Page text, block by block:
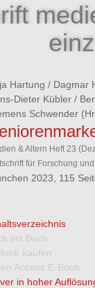
Hartung / Dagmar
Dieter Kübler/
Schwender
& Altern Heft 23
für Forschung
2023, 115
ins Buch
kaufen
Access E-Book
in hoher